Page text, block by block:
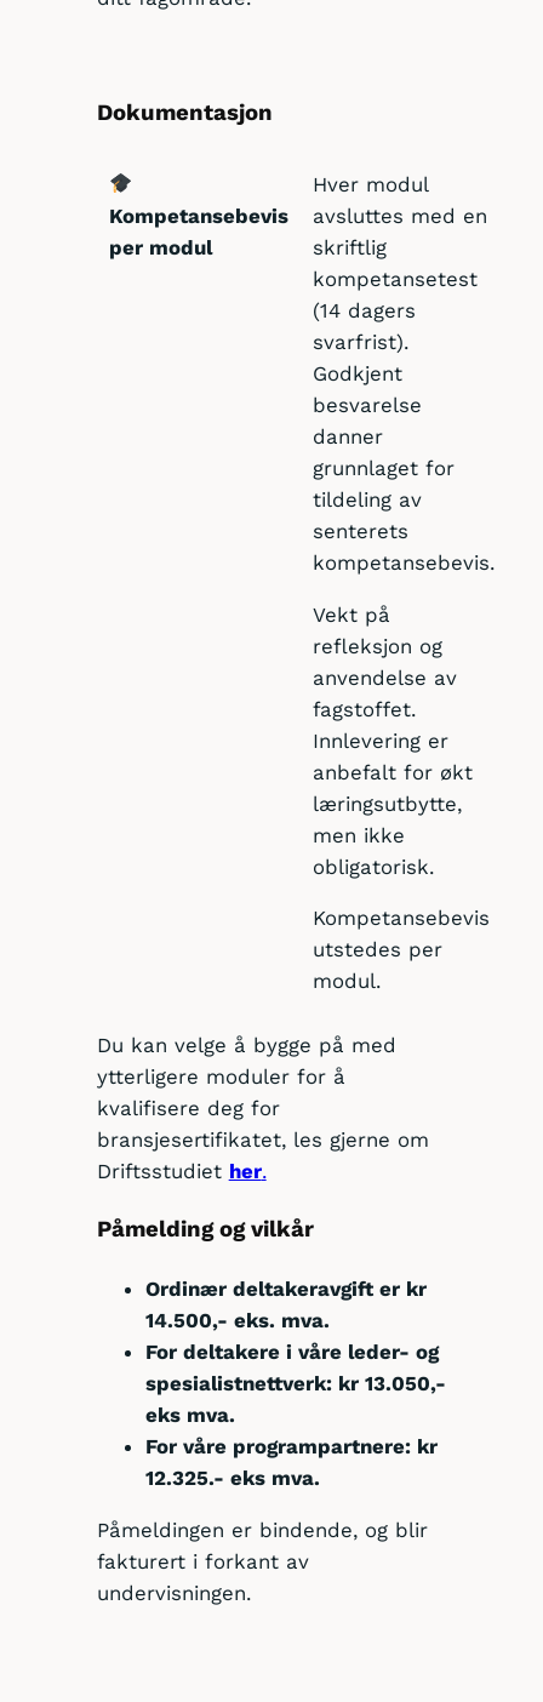
Dokumentasjon
Kompetansebevis
per modul
Hver modul
avsluttes med en
skriftlig
kompetansetest
(14 dagers
svarfrist).
Godkjent
besvarelse
danner
grunnlaget for
tildeling av
senterets
kompetansebevis.
Vekt på
refleksjon og
anvendelse av
fagstoffet.
Innlevering er
anbefalt for økt
læringsutbytte,
men ikke
obligatorisk.
Kompetansebevis
utstedes per
modul.
Du kan velge å bygge på med
ytterligere moduler for å
kvalifisere deg for
bransjesertifikatet, les gjerne om
Driftsstudiet her.
Påmelding og vilkår
Ordinær deltakeravgift er kr
14.500,- eks. mva.
For deltakere i våre leder- og
spesialistnettverk: kr 13.050,-
eks mva.
For våre programpartnere: kr
12.325.- eks mva.
Påmeldingen er bindende, og blir
fakturert i forkant av
undervisningen.